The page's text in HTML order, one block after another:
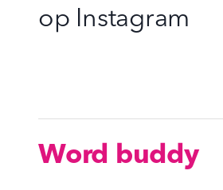
op Instagram
Word buddy